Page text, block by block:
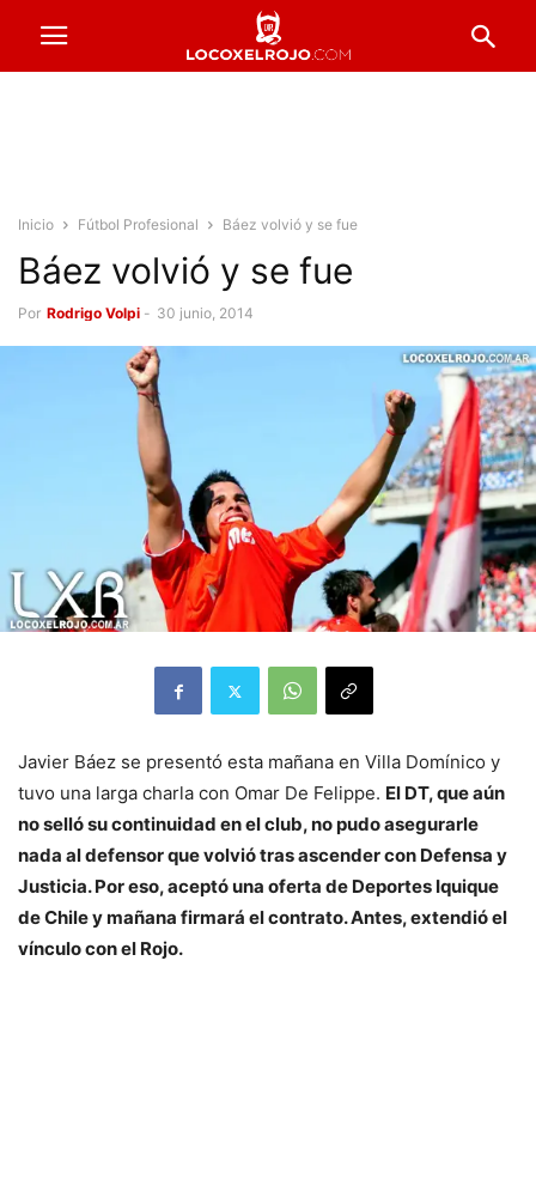
Inicio Fútbol Profesional Báez volvió y se fue
Báez volvió y se fue
Por Rodrigo Volpi - 30 junio, 2014
Javier Báez se presentó esta mañana en Villa Domínico y
tuvo una larga charla con Omar De Felippe. El DT, que aún
no selló su continuidad en el club, no pudo asegurarle
nada al defensor que volvió tras ascender con Defensa y
Justicia. Por eso, aceptó una oferta de Deportes Iquique
de Chile y mañana firmará el contrato. Antes, extendió el
vínculo con el Rojo.